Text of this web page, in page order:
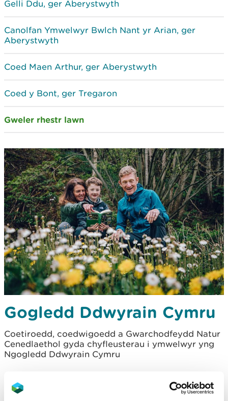
Gelli Ddu, ger Aberystwyth
Canolfan Ymwelwyr Bwlch Nant yr Arian, ger
Aberystwyth
Coed Maen Arthur, ger Aberystwyth
Coed y Bont, ger Tregaron
Gweler rhestr lawn
Gogledd Ddwyrain Cymru
Coetiroedd, coedwigoedd a Gwarchodfeydd Natur
Cenedlaethol gyda chyfleusterau i ymwelwyr yng
Ngogledd Ddwyrain Cymru